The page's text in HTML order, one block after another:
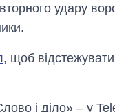
удару
, щоб відстежувати
і діло» – у